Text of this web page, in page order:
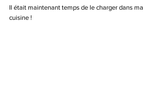
Il était maintenant temps de le charger dans ma
cuisine !